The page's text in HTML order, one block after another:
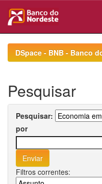
navigationDSpace - BNB - Banco
Pesquisar
Pesquisar:
por
Filtros correntes: